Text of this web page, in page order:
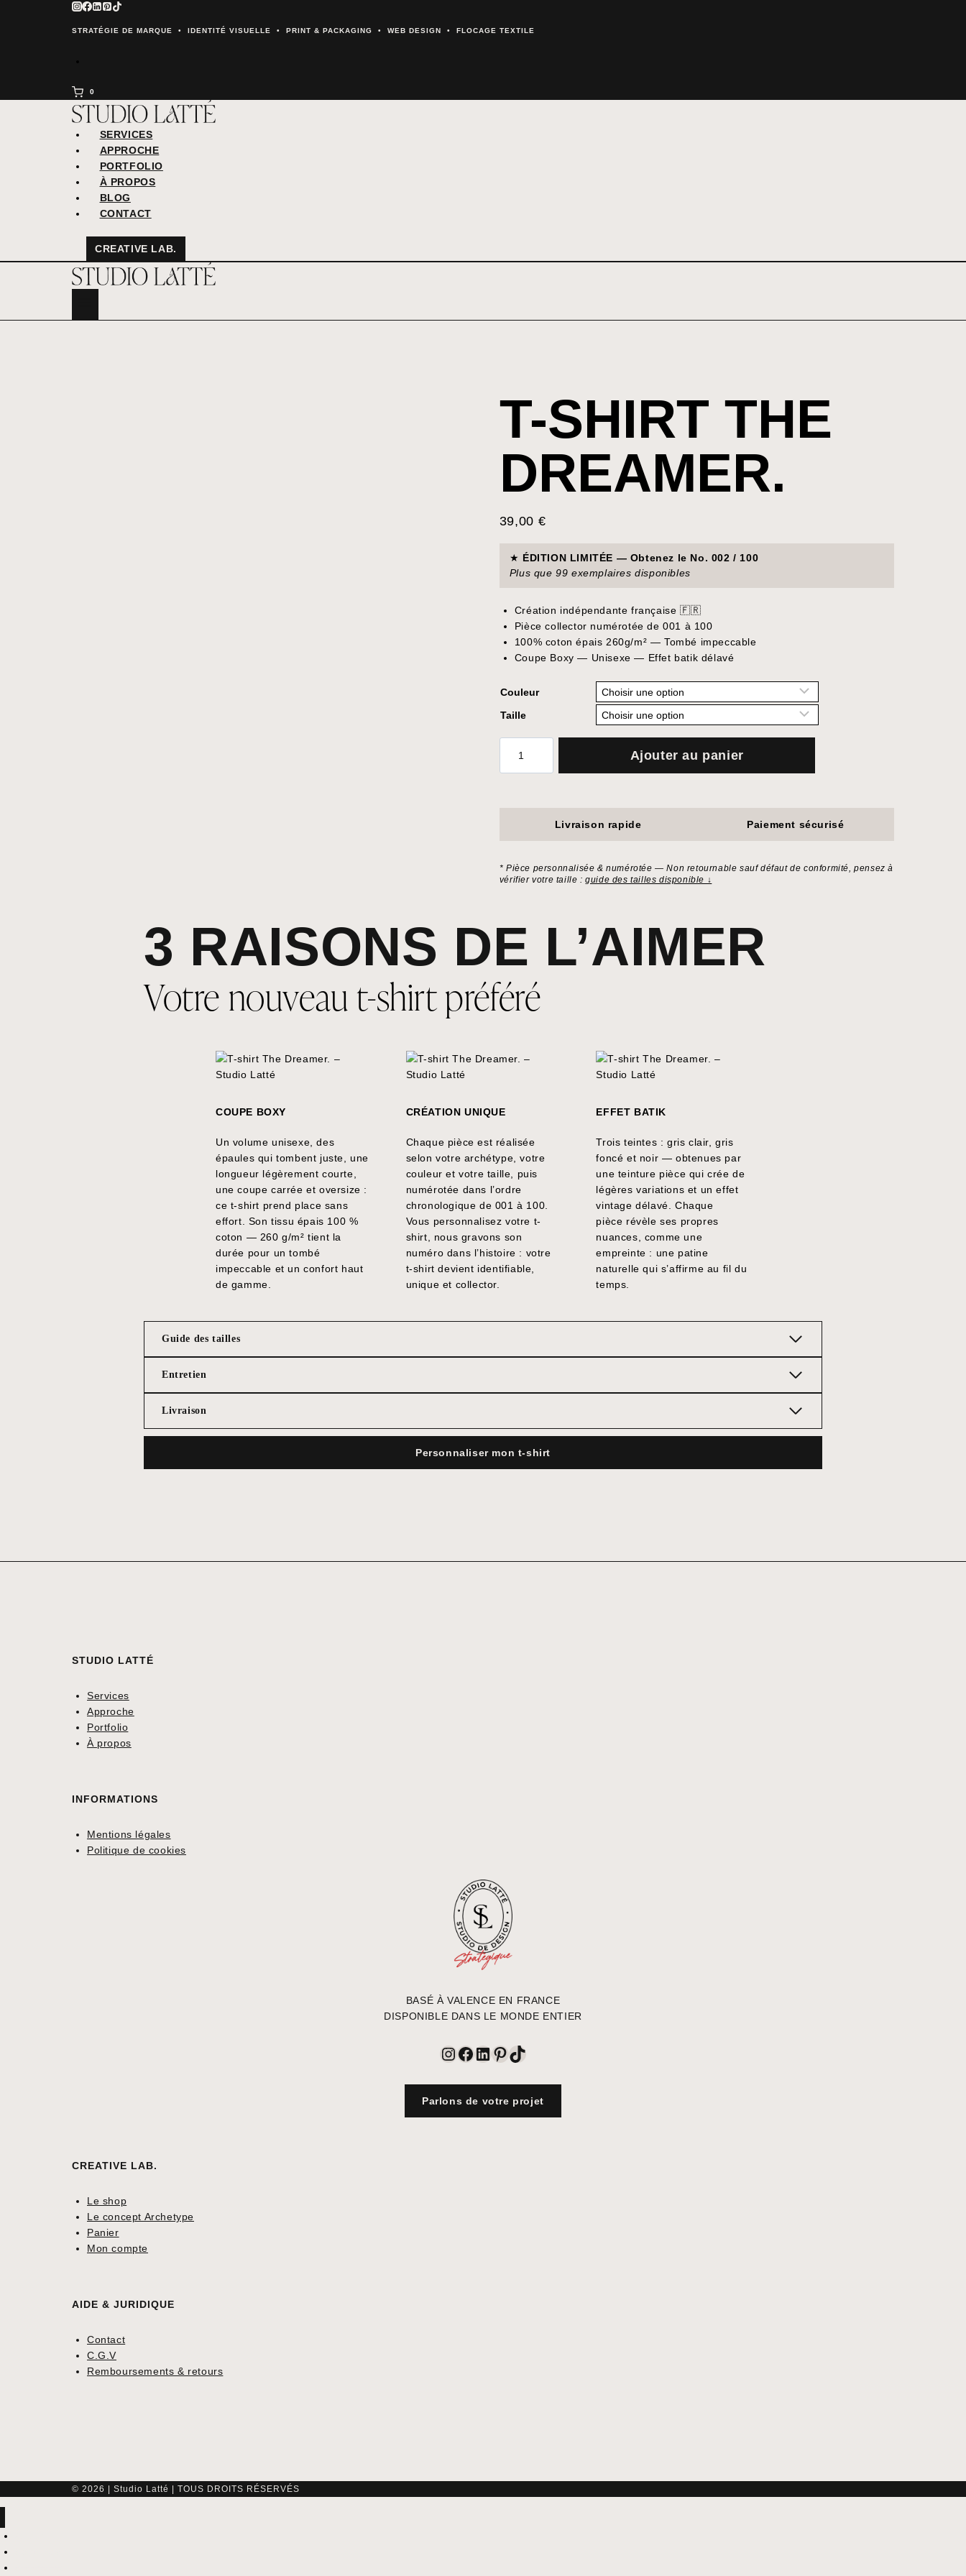
STRATÉGIE DE MARQUE • IDENTITÉ VISUELLE • PRINT & PACKAGING • WEB DESIGN • FLOCAGE TEXTILE
0
SERVICES
APPROCHE
PORTFOLIO
À PROPOS
BLOG
CONTACT
CREATIVE LAB.
T-SHIRT THE
DREAMER.
39,00 €
★ ÉDITION LIMITÉE — Obtenez le No. 002 / 100
Plus que 99 exemplaires disponibles
Création indépendante française 🇫🇷
Pièce collector numérotée de 001 à 100
100% coton épais 260g/m² — Tombé impeccable
Coupe Boxy — Unisexe — Effet batik délavé
Couleur
Taille
T-
Ajouter au panier
Livraison rapide Paiement sécurisé
* Pièce personnalisée & numérotée — Non retournable sauf défaut de conformité, pensez à
vérifier votre taille :guide des tailles disponible ↓
3 RAISONS DE L’AIMER
Votre nouveau t-shirt préféré
COUPE BOXY
Un volume unisexe, des
épaules qui tombent juste, une
longueur légèrement courte,
une coupe carrée et oversize :
ce t-shirt prend place sans
effort. Son tissu épais 100 %
coton — 260 g/m² tient la
durée pour un tombé
impeccable et un confort haut
de gamme.
CRÉATION UNIQUE
Chaque pièce est réalisée
selon votre archétype, votre
couleur et votre taille, puis
numérotée dans l’ordre
chronologique de 001 à 100.
Vous personnalisez votre t-
shirt, nous gravons son
numéro dans l’histoire : votre
t-shirt devient identifiable,
unique et collector.
EFFET BATIK
Trois teintes : gris clair, gris
foncé et noir — obtenues par
une teinture pièce qui crée de
légères variations et un effet
vintage délavé. Chaque
pièce révèle ses propres
nuances, comme une
empreinte : une patine
naturelle qui s’affirme au fil du
temps.
Guide des tailles
Entretien
Livraison
Personnaliser mon t-shirt
STUDIO LATTÉ
Services
Approche
Portfolio
À propos
INFORMATIONS
Mentions légales
Politique de cookies
BASÉ À VALENCE EN FRANCE
DISPONIBLE DANS LE MONDE ENTIER
Instagram
Facebook
LinkedIn
Pinterest
TikTok
Parlons de votre projet
CREATIVE LAB.
Le shop
Le concept Archetype
Panier
Mon compte
AIDE & JURIDIQUE
Contact
C.G.V
Remboursements & retours
© 2026 | Studio Latté | TOUS DROITS RÉSERVÉS